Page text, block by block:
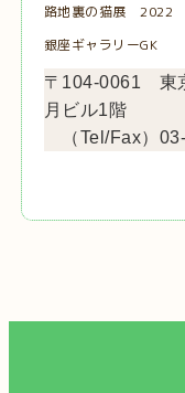
路地裏の猫展 2022
銀座ギャラリーGK
〒104-0061 東
月ビル1階
（Tel/Fax）